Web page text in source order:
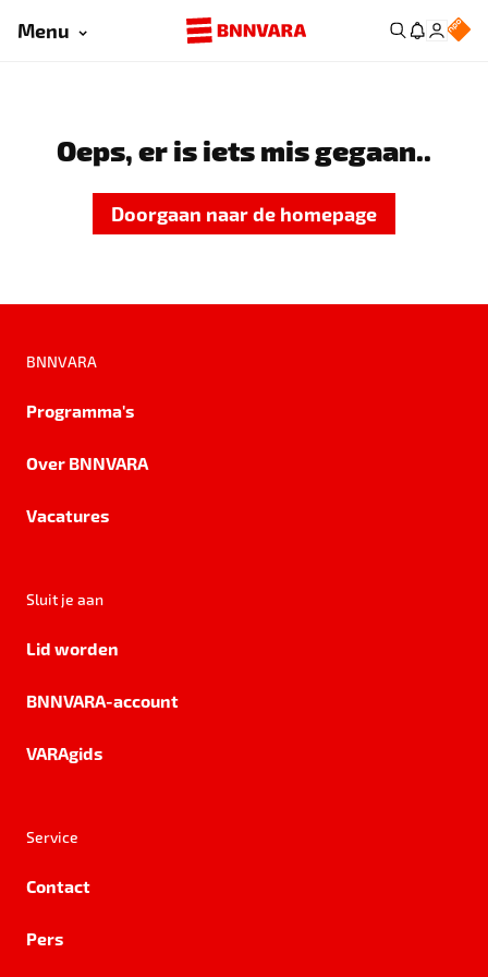
Menu
Oeps, er is iets mis gegaan..
Doorgaan naar de homepage
BNNVARA
Programma's
Over BNNVARA
Vacatures
Sluit je aan
Lid worden
BNNVARA-account
VARAgids
Service
Contact
Pers